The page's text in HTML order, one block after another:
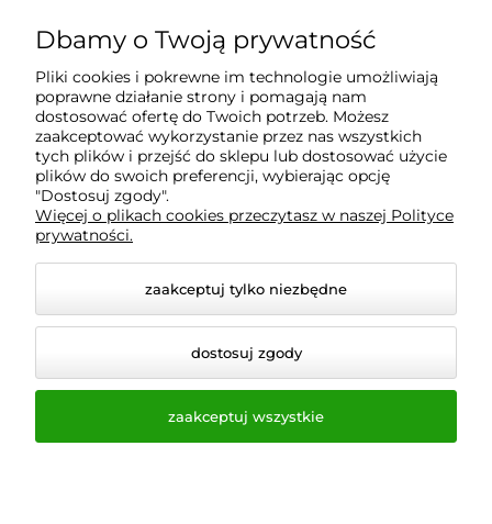
Informacje
O nas
Wyposażenie Gastronomii - Projekty Technologiczne -
Sklep Gastronomiczny - Serwis Sprzętu
Gastronomicznego | Gdańsk - Trójmiasto - Pomorskie
© 2026 a-bis.pl. Wszelkie prawa zastrzeżone.
Dbamy o Twoją prywatność
Pliki cookies i pokrewne im technologie umożliwiają
poprawne działanie strony i pomagają nam
dostosować ofertę do Twoich potrzeb. Możesz
zaakceptować wykorzystanie przez nas wszystkich
tych plików i przejść do sklepu lub dostosować użycie
plików do swoich preferencji, wybierając opcję
"Dostosuj zgody".
Więcej o plikach cookies przeczytasz w naszej Polityce
prywatności.
zaakceptuj tylko niezbędne
dostosuj zgody
zaakceptuj wszystkie